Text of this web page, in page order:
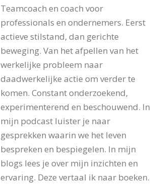
Teamcoach en coach voor
professionals en ondernemers. Eerst
actieve stilstand, dan gerichte
beweging. Van het afpellen van het
werkelijke probleem naar
daadwerkelijke actie om verder te
komen. Constant onderzoekend,
experimenterend en beschouwend. In
mijn podcast luister je naar
gesprekken waarin we het leven
bespreken en bespiegelen. In mijn
blogs lees je over mijn inzichten en
ervaring. Deze vertaal ik naar boeken.